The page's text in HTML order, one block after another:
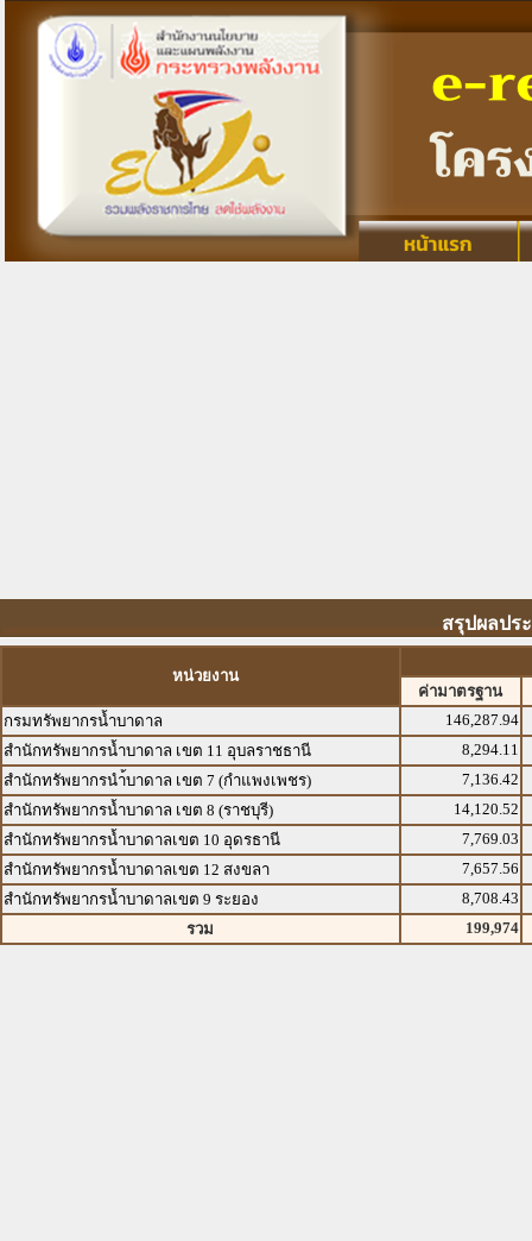
สรุปผลปร
หน่วยงาน
ค่ามาตรฐาน
กรมทรัพยากรน้ำบาดาล
146,287.94
สำนักทรัพยากรน้ำบาดาล เขต 11 อุบลราชธานี
8,294.11
สำนักทรัพยากรนำ้บาดาล เขต 7 (กำแพงเพชร)
7,136.42
สำนักทรัพยากรน้ำบาดาล เขต 8 (ราชบุรี)
14,120.52
สำนักทรัพยากรน้ำบาดาลเขต 10 อุดรธานี
7,769.03
สำนักทรัพยากรน้ำบาดาลเขต 12 สงขลา
7,657.56
สำนักทรัพยากรน้ำบาดาลเขต 9 ระยอง
8,708.43
รวม
199,974